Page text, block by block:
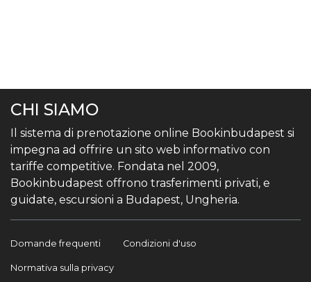
CHI SIAMO
Il sistema di prenotazione online Bookinbudapest si
impegna ad offrire un sito web informativo con
tariffe competitive. Fondata nel 2009,
Bookinbudapest offrono trasferimenti privati, e
guidate, escursioni a Budapest, Ungheria.
Domande frequenti Condizioni d'uso
Normativa sulla privacy